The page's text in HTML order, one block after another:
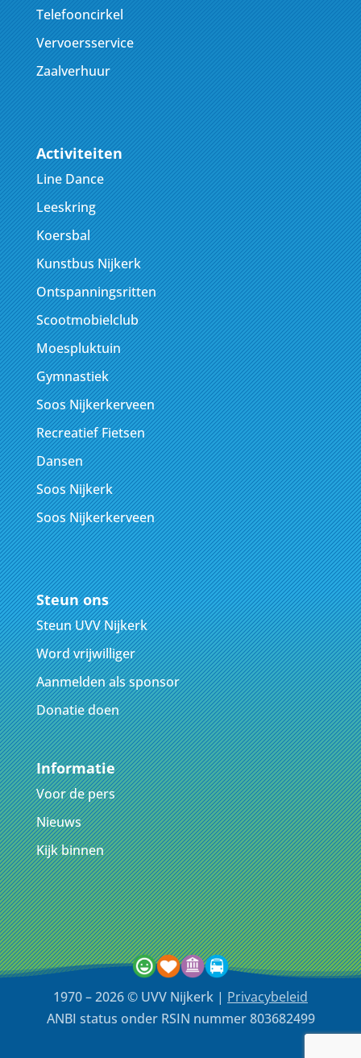
Telefooncirkel
Vervoersservice
Zaalverhuur
Activiteiten
Line Dance
Leeskring
Koersbal
Kunstbus Nijkerk
Ontspanningsritten
Scootmobielclub
Moespluktuin
Gymnastiek
Soos Nijkerkerveen
Recreatief Fietsen
Dansen
Soos Nijkerk
Soos Nijkerkerveen
Steun ons
Steun UVV Nijkerk
Word vrijwilliger
Aanmelden als sponsor
Donatie doen
Informatie
Voor de pers
Nieuws
Kijk binnen
1970 – 2026 © UVV Nijkerk | Privacybeleid
ANBI status onder RSIN nummer 803682499